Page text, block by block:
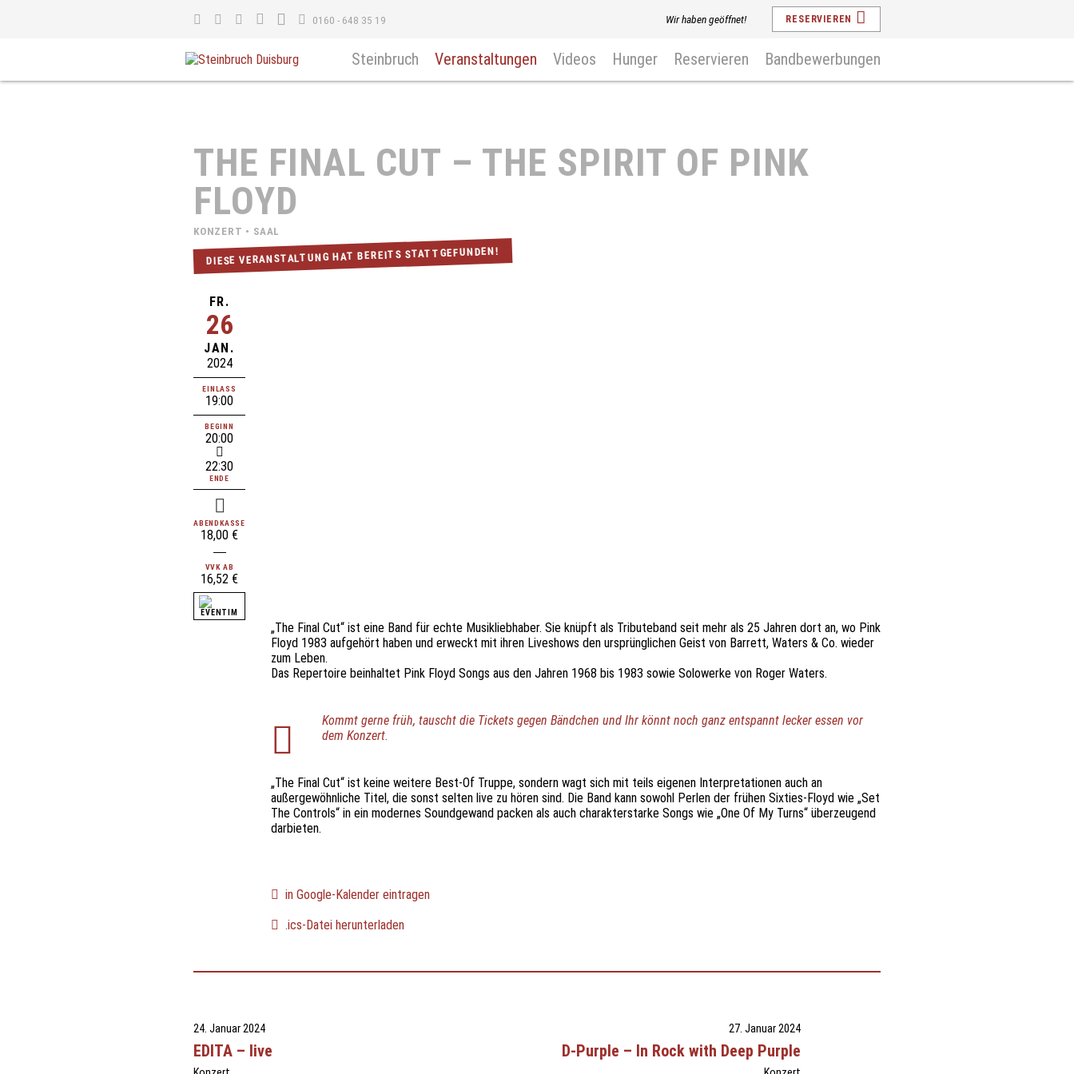
Steinbruch Veranstaltungen Videos Hunger Reservieren Bandbewerbungen
0160 - 648 35 19 Wir haben geöffnet! RESERVIEREN
THE FINAL CUT – THE SPIRIT OF PINK
FLOYD
KONZERT • SAAL
DIESE VERANSTALTUNG HAT BEREITS STATTGEFUNDEN!
FR.
26
JAN.
2024
EINLASS
19:00
BEGINN
20:00
22:30
ENDE
ABENDKASSE
18,00 €
VVK AB
16,52 €
„The Final Cut“ ist eine Band für echte Musikliebhaber. Sie knüpft als Tributeband seit mehr als 25 Jahren dort an, wo Pink
Floyd 1983 aufgehört haben und erweckt mit ihren Liveshows den ursprünglichen Geist von Barrett, Waters & Co. wieder
zum Leben.
Das Repertoire beinhaltet Pink Floyd Songs aus den Jahren 1968 bis 1983 sowie Solowerke von Roger Waters.
Kommt gerne früh, tauscht die Tickets gegen Bändchen und Ihr könnt noch ganz entspannt lecker essen vor
dem Konzert.
„The Final Cut“ ist keine weitere Best-Of Truppe, sondern wagt sich mit teils eigenen Interpretationen auch an
außergewöhnliche Titel, die sonst selten live zu hören sind. Die Band kann sowohl Perlen der frühen Sixties-Floyd wie „Set
The Controls“ in ein modernes Soundgewand packen als auch charakterstarke Songs wie „One Of My Turns“ überzeugend
darbieten.
in Google-Kalender eintragen
.ics-Datei herunterladen
24. Januar 2024
EDITA – live
27. Januar 2024
D-Purple – In Rock with Deep Purple